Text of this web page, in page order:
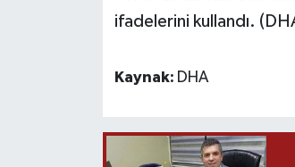
ifadelerini kullandı.
Kaynak: DHA